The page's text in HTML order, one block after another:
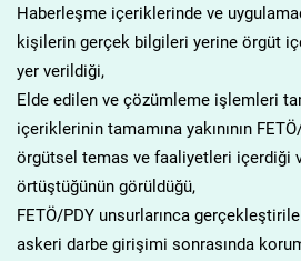
Haberleşme içeriklerinde ve
kişilerin gerçek bilgileri yerine örgüt
yer verildiği,
Elde edilen ve çözümleme işlemleri
içeriklerinin tamamına yakınının
örgütsel temas ve faaliyetleri içerdiği
örtüştüğünün görüldüğü,
FETÖ/PDY unsurlarınca
askeri darbe girişimi sonrasında